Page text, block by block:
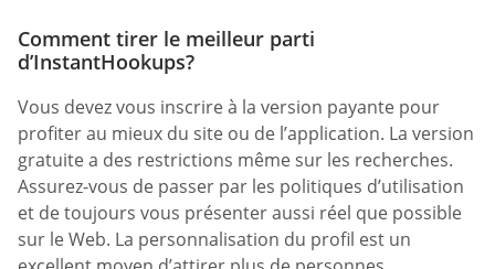
Comment tirer le meilleur parti
d’InstantHookups?
Vous devez vous inscrire à la version payante pour
profiter au mieux du site ou de l’application. La version
gratuite a des restrictions même sur les recherches.
Assurez-vous de passer par les politiques d’utilisation
et de toujours vous présenter aussi réel que possible
sur le Web. La personnalisation du profil est un